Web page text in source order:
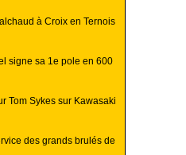
à Croix en Ternois
signe sa 1e pole en 600
Tom Sykes sur Kawasaki
des grands brulés de